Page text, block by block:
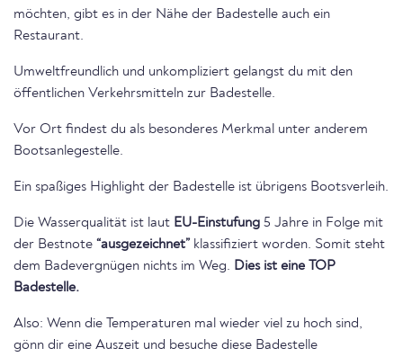
möchten, gibt es in der Nähe der Badestelle auch ein
Restaurant.
Umweltfreundlich und unkompliziert gelangst du mit den
öffentlichen Verkehrsmitteln zur Badestelle.
Vor Ort findest du als besonderes Merkmal unter anderem
Bootsanlegestelle.
Ein spaßiges Highlight der Badestelle ist übrigens Bootsverleih.
Die Wasserqualität ist laut EU-Einstufung 5 Jahre in Folge mit
der Bestnote “ausgezeichnet”
dem Badevergnügen nichts im Weg. Dies ist eine TOP
Badestelle.
Also: Wenn die Temperaturen mal wieder viel zu hoch sind,
gönn dir eine Auszeit und besuche diese Badestelle